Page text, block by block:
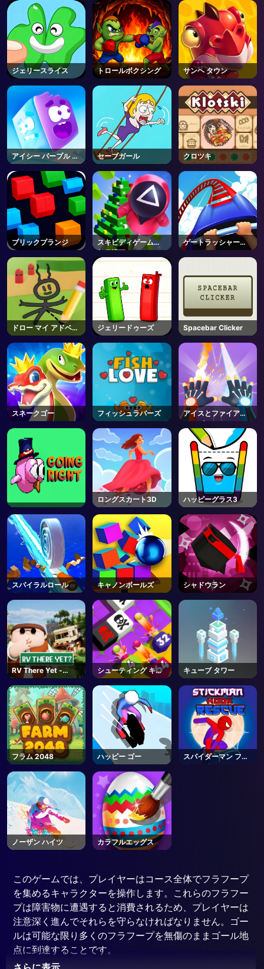
ジェリースライス トロールボクシング サンヘ タウン
アイシー パープル ヘ
ッド
セーブガール クロツキ
ブリックプランジ
スキビディゲーム新
年保護下
ゲートラッシャーオ
ンライン
ドロー マイ アドベン
チャー
ジェリードゥーズ Spacebar Clicker
スネークゴー フィッシュラバーズ
アイスとファイアツ
インズ
ロングスカート3D ハッピーグラス3
スパイラルロール キャノンボールズ シャドウラン
RV There Yet -
Steam
シューティング キャ
ノン マージ ディフェ
ンス
キューブ タワー
フラム 2048 ハッピー ゴー
スパイダーマン フッ
ク レスキュー
ノーザン ハイツ カラフルエッグス
このゲームでは、プレイヤーはコース全体でフラフープ
を集めるキャラクターを操作します。これらのフラフー
プは障害物に遭遇すると消費されるため、プレイヤーは
注意深く進んでそれらを守らなければなりません。ゴー
ルは可能な限り多くのフラフープを無傷のままゴール地
点に到達することです。